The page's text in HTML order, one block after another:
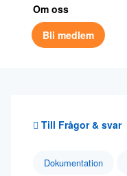
Om oss
Bli medlem
Till Frågor & svar
Dokumentation